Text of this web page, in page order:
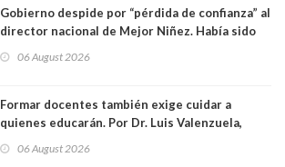
Gobierno despide por “pérdida de confianza” al
director nacional de Mejor Niñez. Había sido
06 August 2026
Formar docentes también exige cuidar a
quienes educarán. Por Dr. Luis Valenzuela,
Académicos U. Católica Silva Henríquez
06 August 2026